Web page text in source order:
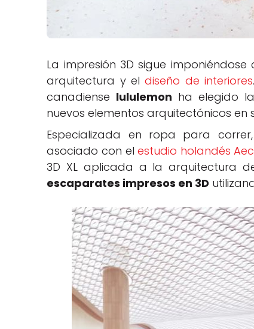
La impresión 3D sigue
arquitectura y eldiseño de interiores
canadiense lululemon ha elegido
nuevos elementos arquitectónicos en
Especializada en ropa para
asociado con elestudio holandés
3D XL aplicada a la arquitectura
escaparates impresos en 3D